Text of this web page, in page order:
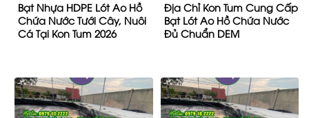
Bạt Nhựa HDPE Lót Ao Hồ
Chứa Nước Tưới Cây, Nuôi
Cá Tại Kon Tum 2026
Địa Chỉ Kon Tum Cung Cấp
Bạt Lót Ao Hồ Chứa Nước
Đủ Chuẩn DEM